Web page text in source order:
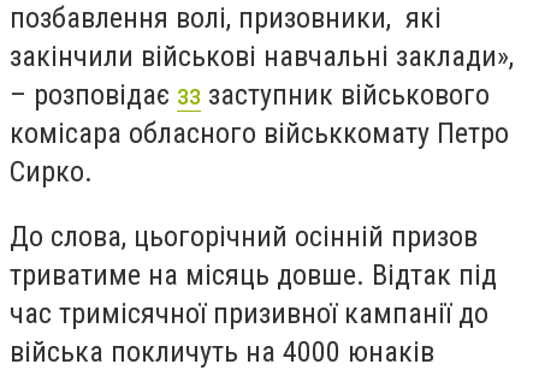
позбавлення волі, призовники, які
закінчили військові навчальні заклади»,
– розповідає зз заступник військового
комісара обласного військкомату Петро
Сирко.
До слова, цьогорічний осінній призов
триватиме на місяць довше. Відтак під
час тримісячної призивної кампанії до
війська покличуть на 4000 юнаків